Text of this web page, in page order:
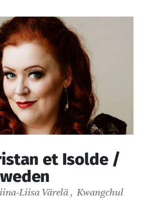
et Isolde /
Liisa Värelä , Kwangchul